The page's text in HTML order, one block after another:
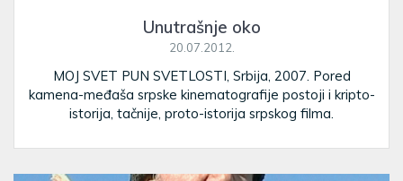
Unutrašnje oko
20.07.2012.
MOJ SVET PUN SVETLOSTI, Srbija, 2007. Pored
kamena-međaša srpske kinematografije postoji i kripto-
istorija, tačnije, proto-istorija srpskog filma.